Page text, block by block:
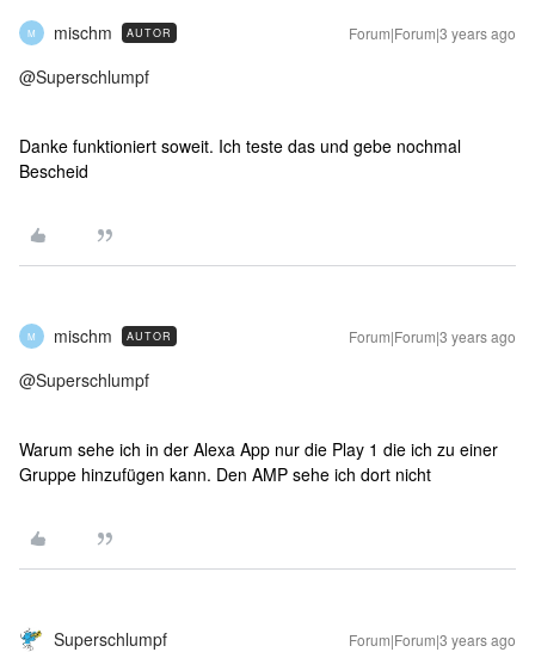
M mischm AUTOR Forum|Forum|3 years ago
@Superschlumpf
Danke funktioniert soweit. Ich teste das und gebe nochmal
Bescheid
M mischm AUTOR Forum|Forum|3 years ago
@Superschlumpf
Warum sehe ich in der Alexa App nur die Play 1 die ich zu einer
Gruppe hinzufügen kann. Den AMP sehe ich dort nicht
Superschlumpf Forum|Forum|3 years ago